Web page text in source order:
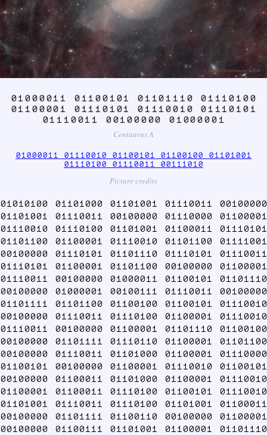
01000011 01100101 01101110 01110100
01100001 01110101 01110010 01110101
01110011 00100000 01000001
Centaurus A
01000011 01110010 01100101 01100100 01101001
01110100 01110011 00111010
Picture credits
01010100 01101000 01101001 01110011 00100000
01101001 01110011 00100000 01110000 01100001
01110010 01110100 01101001 01100011 01110101
01101100 01100001 01110010 01101100 01111001
00100000 01110101 01101110 01110101 01110011
01110101 01100001 01101100 00100000 01100001
01110011 00100000 01000011 01100101 01101110
00100000 01000001 00100111 01110011 00100000
01101111 01101100 01100100 01100101 01110010
00100000 01110011 01110100 01100001 01110010
01110011 00100000 01100001 01101110 01100100
00100000 01101111 01110110 01100001 01101100
00100000 01110011 01101000 01100001 01110000
01100101 00100000 01100001 01110010 01100101
00100000 01100011 01101000 01100001 01110010
01100001 01100011 01110100 01100101 01110010
01101001 01110011 01110100 01101001 01100011
00100000 01101111 01100110 00100000 01100001
00100000 01100111 01101001 01100001 01101110